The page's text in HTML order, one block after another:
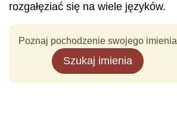
rozgałęziać się na wiele języków.
Poznaj pochodzenie swojego imienia
Szukaj imienia